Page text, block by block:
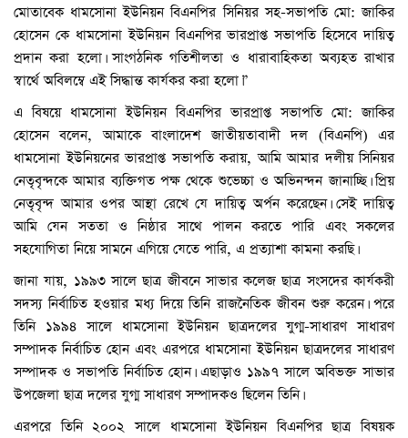
মোতাবেক ধামসোনা ইউনিয়ন বিএনপির সিনিয়র সহ-সভাপতি মো: জাকির
হোসেন কে ধামসোনা ইউনিয়ন বিএনপির ভারপ্রাপ্ত সভাপতি হিসেবে দায়িত্ব
প্রদান করা হলো। সাংগঠনিক গতিশীলতা ও ধারাবাহিকতা অব্যহত রাখার
স্বার্থে অবিলম্বে এই সিদ্ধান্ত কার্যকর করা হলো।”
এ বিষয়ে ধামসোনা ইউনিয়ন বিএনপির ভারপ্রাপ্ত সভাপতি মো: জাকির
হোসেন বলেন, আমাকে বাংলাদেশ জাতীয়তাবাদী দল (বিএনপি) এর
ধামসোনা ইউনিয়নের ভারপ্রাপ্ত সভাপতি করায়, আমি আমার দলীয় সিনিয়র
নেতৃবৃন্দকে আমার ব্যক্তিগত পক্ষ থেকে শুভেচ্চা ও অভিনন্দন জানাচ্ছি। প্রিয়
নেতৃবৃন্দ আমার ওপর আস্থা রেখে যে দায়িত্ব অর্পন করেছেন। সেই দায়িত্ব
আমি যেন সততা ও নিষ্ঠার সাথে পালন করতে পারি এবং সকলের
সহযোগিতা নিয়ে সামনে এগিয়ে যেতে পারি, এ প্রত্যাশা কামনা করছি।
জানা যায়, ১৯৯৩ সালে ছাত্র জীবনে সাভার কলেজ ছাত্র সংসদের কার্যকরী
সদস্য নির্বাচিত হওয়ার মধ্য দিয়ে তিনি রাজনৈতিক জীবন শুরু করেন। পরে
তিনি ১৯৯৪ সালে ধামসোনা ইউনিয়ন ছাত্রদলের যুগ্ম-সাধারণ সাধারণ
সম্পাদক নির্বাচিত হোন এবং এরপরে ধামসোনা ইউনিয়ন ছাত্রদলের সাধারণ
সম্পাদক ও সভাপতি নির্বাচিত হোন। এছাড়াও ১৯৯৭ সালে অবিভক্ত সাভার
উপজেলা ছাত্র দলের যুগ্ম সাধারণ সম্পাদকও ছিলেন তিনি।
এরপরে তিনি ২০০২ সালে ধামসোনা ইউনিয়ন বিএনপির ছাত্র বিষয়ক